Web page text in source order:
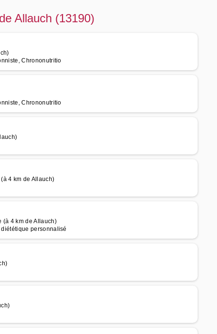
Allauch (13190)
Chrononutritio
Chrononutritio
4 km de Allauch)
(à 4 km de Allauch)
personnalisé